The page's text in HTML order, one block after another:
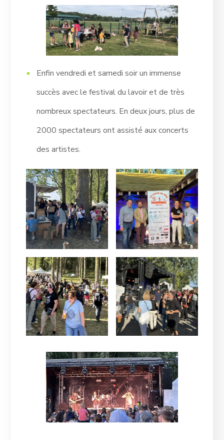
Enfin vendredi et samedi soir un immense
succès avec le festival du lavoir et de très
nombreux spectateurs. En deux jours, plus de
2000 spectateurs ont assisté aux concerts
des artistes.